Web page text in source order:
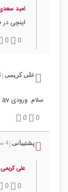
امید
اینچی
0
0
علی کریمی |
4
سلام. ورودی av داره ؟
0
0
پشتیبانی | 4 سال پیش
علی کریمی
0
0